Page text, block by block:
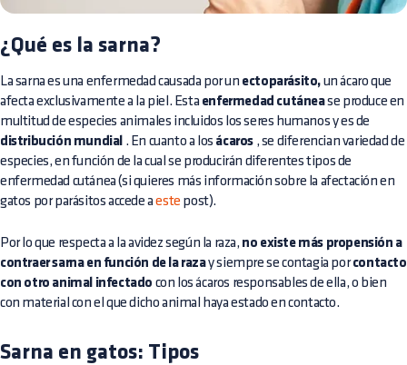
¿Qué es la sarna?
La sarna es una enfermedad causada por un ectoparásito, un ácaro que
afecta exclusivamente a la piel. Esta enfermedad cutánease produce en
multitud de especies animales incluidos los seres humanos y es de
distribución mundial . En cuanto a los ácaros , se diferencian variedad de
especies, en función de la cual se producirán diferentes tipos de
enfermedad cutánea (si quieres más información sobre la afectación en
gatos por parásitos accede aeste post).
Por lo que respecta a la avidez según la raza, no existe más propensión a
contraer sarna en función de la razay siempre se contagia porcontacto
con otro animal infectado con los ácaros responsables de ella, o bien
con material con el que dicho animal haya estado en contacto.
Sarna en gatos: Tipos